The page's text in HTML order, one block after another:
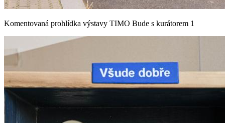
Komentovaná prohlídka výstavy TIMO Bude s kurátorem 1